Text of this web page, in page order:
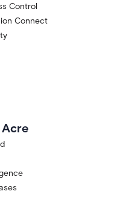
Control
Connect